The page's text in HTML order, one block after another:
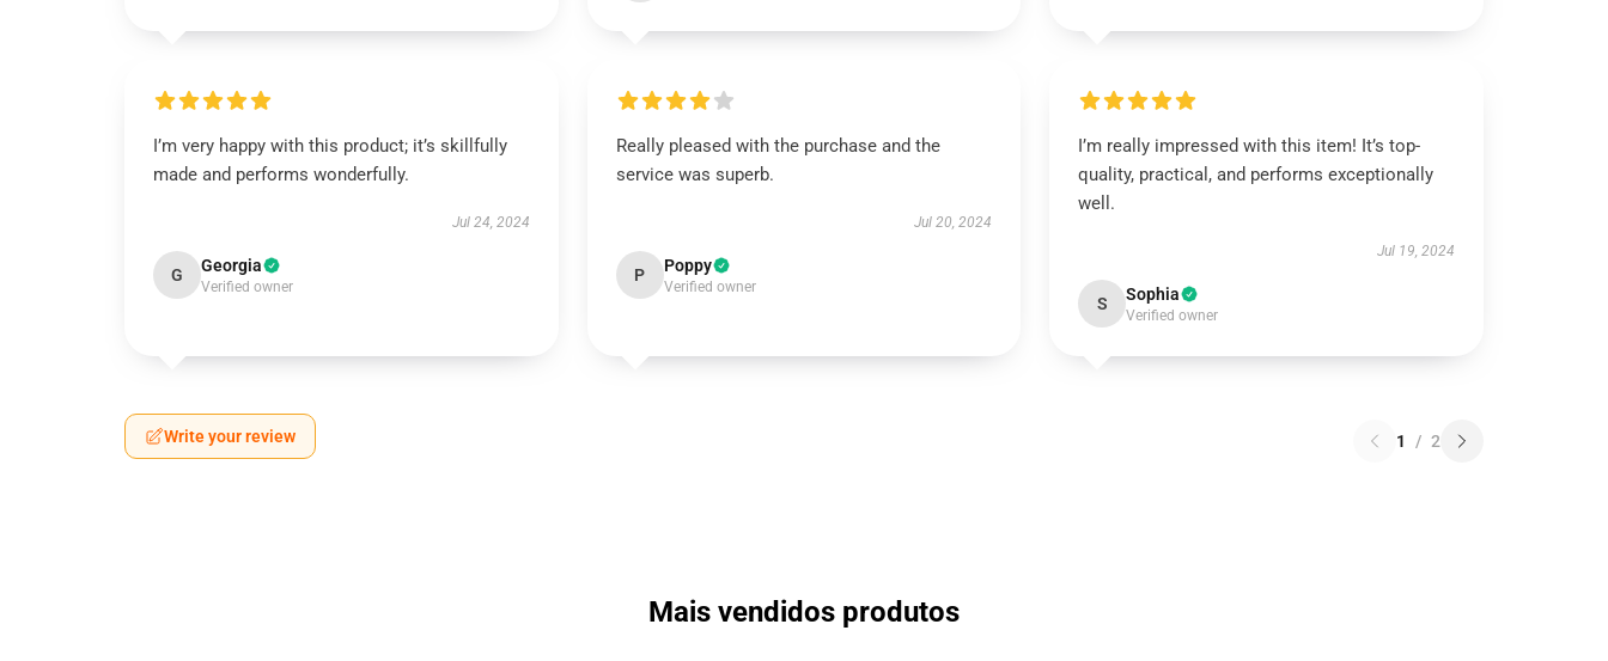
I’m very happy with this product; it’s skillfully
made and performs wonderfully.
Jul 24, 2024
G Georgia
Verified owner
Really pleased with the purchase and the
service was superb.
Jul 20, 2024
P Poppy
Verified owner
I’m really impressed with this item! It’s top-
quality, practical, and performs exceptionally
well.
Jul 19, 2024
S Sophia
Verified owner
Write your review 1 / 2
Mais vendidos produtos